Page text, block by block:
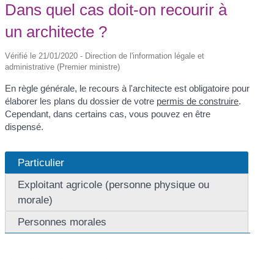
Dans quel cas doit-on recourir à
un architecte ?
Vérifié le 21/01/2020 - Direction de l'information légale et
administrative (Premier ministre)
En règle générale, le recours à l'architecte est obligatoire pour
élaborer les plans du dossier de votre permis de construire.
Cependant, dans certains cas, vous pouvez en être
dispensé.
Particulier
Exploitant agricole (personne physique ou
morale)
Personnes morales